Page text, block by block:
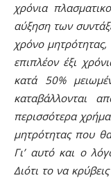
χρόνια
αύξηση των
χρόνο μητρότητας,
επιπλέον έξι
κατά 50%
καταβάλλονται
περισσότερα
μητρότητας που
Γι’ αυτό και ο
Διότι το να